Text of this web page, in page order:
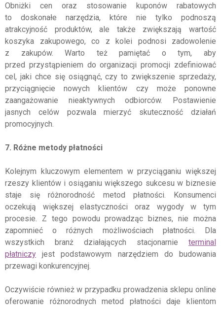
Obniżki cen oraz stosowanie kuponów rabatowych
to doskonałe narzędzia, które nie tylko podnoszą
atrakcyjność produktów, ale także zwiększają wartość
koszyka zakupowego, co z kolei podnosi zadowolenie
z zakupów. Warto też pamiętać o tym, aby
przed przystąpieniem do organizacji promocji zdefiniować
cel, jaki chce się osiągnąć, czy to zwiększenie sprzedaży,
przyciągnięcie nowych klientów czy może ponowne
zaangażowanie nieaktywnych odbiorców. Postawienie
jasnych celów pozwala mierzyć skuteczność działań
promocyjnych.
7. Różne metody płatności
Kolejnym kluczowym elementem w przyciąganiu większej
rzeszy klientów i osiąganiu większego sukcesu w biznesie
staje się różnorodność metod płatności. Konsumenci
oczekują większej elastyczności oraz wygody w tym
procesie. Z tego powodu prowadząc biznes, nie można
zapomnieć o różnych możliwościach płatności. Dla
wszystkich branż działających stacjonarnie terminal
płatniczy jest podstawowym narzędziem do budowania
przewagi konkurencyjnej.
Oczywiście również w przypadku prowadzenia sklepu online
oferowanie różnorodnych metod płatności daje klientom